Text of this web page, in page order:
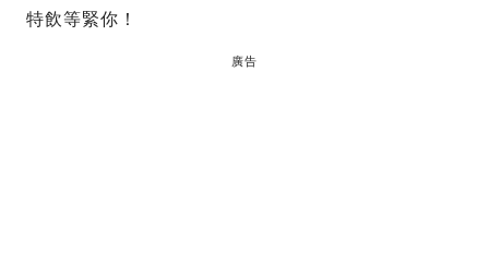
特飲等緊你！
廣告